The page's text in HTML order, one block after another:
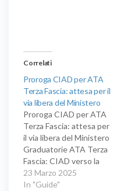
Correlati
Proroga CIAD per ATA
Terza Fascia: attesa per il
via libera del Ministero
Proroga CIAD per ATA
Terza Fascia: attesa per
il via libera del Ministero
Graduatorie ATA Terza
Fascia: CIAD verso la
proroga, ma attenzione
alla data sull’attestato!
23 Marzo 2025
In "Guide"